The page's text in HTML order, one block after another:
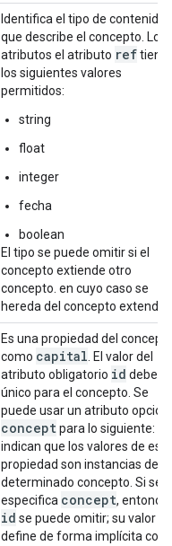
Identifica el tipo de contenido
que describe el concepto. Los
atributos el atributo reftiene
los siguientes valores
permitidos:
string
float
integer
fecha
boolean
El tipo se puede omitir si el
concepto extiende otro
concepto. en cuyo caso se
hereda del concepto
Es una propiedad del
como capital . El valor del
atributo obligatorio id debe
único para el concepto. Se
puede usar un atributo
conceptpara lo siguiente:
indican que los valores de esta
propiedad son instancias de
determinado concepto. Si se
especifica concept,
id se puede omitir; su valor se
define de forma implícita